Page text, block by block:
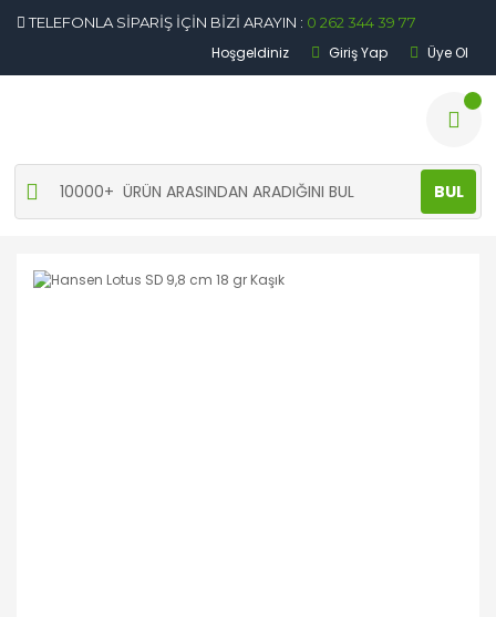
TELEFONLA SİPARİŞ İÇİN BİZİ ARAYIN : 0 262 344 39 77
Hoşgeldiniz Giriş Yap Üye Ol
BUL